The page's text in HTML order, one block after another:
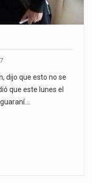
dijo que esto no se
que este lunes el